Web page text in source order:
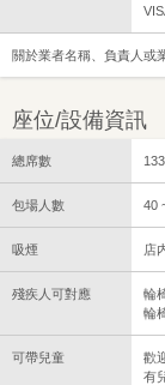
關於業者名稱、負責人或
座位/設備資訊
總席數 133
包場人數 40
吸煙 店
殘疾人可對應
輪
輪
可帶兒童
歡
有